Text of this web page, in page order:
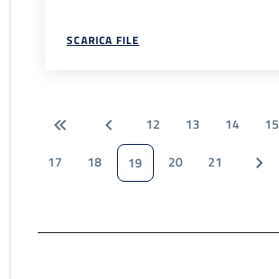
SCARICA FILE
12 13 14 15
17
18 19 20 21